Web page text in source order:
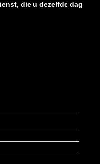
die u dezelfde dag